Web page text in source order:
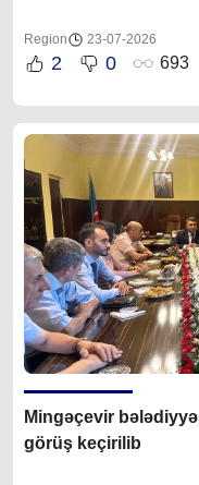
Region 23-07-2026
2 0 693
Mingəçevir
görüş keçirilib